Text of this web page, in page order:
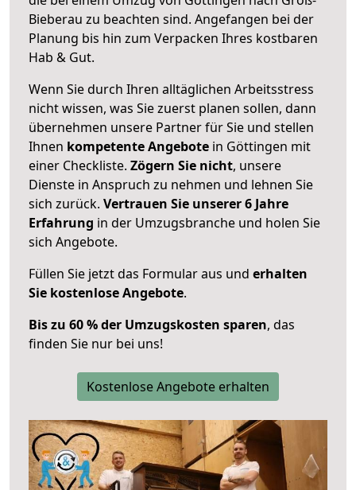
Bieberau zu beachten sind. Angefangen bei der
Planung bis hin zum Verpacken Ihres kostbaren
Hab & Gut.
Wenn Sie durch Ihren alltäglichen Arbeitsstress
nicht wissen, was Sie zuerst planen sollen, dann
übernehmen unsere Partner für Sie und stellen
Ihnen kompetente Angebote in Göttingen mit
einer Checkliste. Zögern Sie nicht, unsere
Dienste in Anspruch zu nehmen und lehnen Sie
sich zurück. Vertrauen Sie unserer 6 Jahre
Erfahrung in der Umzugsbranche und holen Sie
sich Angebote.
Füllen Sie jetzt das Formular aus und erhalten
Sie kostenlose Angebote.
Bis zu 60 % der Umzugskosten sparen, das
finden Sie nur bei uns!
Kostenlose Angebote erhalten